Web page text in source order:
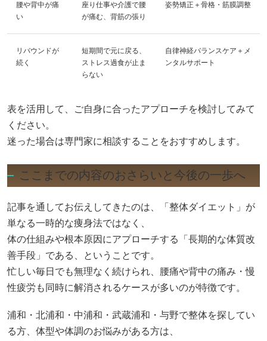
腰や背中が痛
い
座り仕事や介護で腰
が痛む、背筋の張り
姿勢矯正＋骨格・筋膜調整
リバウンドが
続く
短期間で元に戻る、
ストレス過食が止ま
らない
自律神経バランスケア＋メ
ンタルサポート
表を活用して、ご自身に合ったアプローチを検討してみて
ください。
迷った場合は専門家に相談することをおすすめします。
ここまでの内容のおさらいと今後の一歩へ
記事を通してお伝えしてきたのは、「整体ダイエット」が
単なる一時的な痩身法ではなく、
体の仕組みや根本原因にアプローチする「長期的な体質改
善手段」である、ということです。
忙しい毎日でも無理なく続けられ、腰痛や背中の痛み・慢
性疲労も同時に解消されるケースが多いのが特徴です。
浦和・北浦和・中浦和・武蔵浦和・与野で整体を探してい
る方、体型や体調のお悩みがある方は、